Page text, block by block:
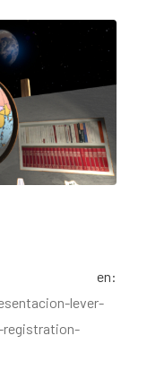
en:
lever-
registration-